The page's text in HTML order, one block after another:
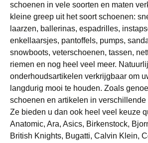
schoenen in vele soorten en maten
kleine greep uit het soort schoenen:
laarzen, ballerinas, espadrilles,
enkellaarsjes, pantoffels, pumps,
snowboots, veterschoenen, tassen,
riemen en nog heel veel meer.
onderhoudsartikelen verkrijgbaar om
langdurig mooi te houden. Zoals
schoenen en artikelen in verschillende
Ze bieden u dan ook heel veel keuze
Anatomic, Ara, Asics, Birkenstock,
British Knights, Bugatti, Calvin Klein,